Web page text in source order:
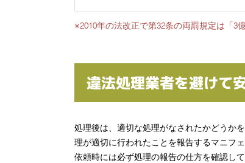
※2010年の法改正で第32条の両罰規定は「3
違法処理業者を避けて
処理後は、適切な処理がなされたかどうか
理が適切に行われたことを報告するマニフ
依頼時には必ず処理の報告の仕方を確認して